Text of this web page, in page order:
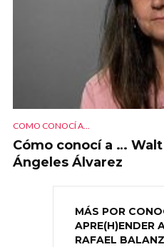
COMO CONOCÍ A...
Cómo conocí a …
Ángeles Álvarez
MÁS POR
APRE(H)ENDER
RAFAEL